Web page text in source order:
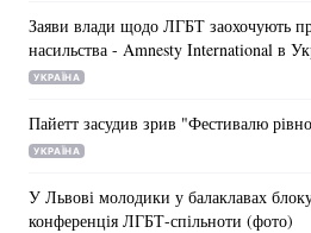
Заяви влади щодо ЛГБТ заохочують
насильства - Amnesty International в
УКРАЇНА
Пайетт засудив зрив "Фестивалю
УКРАЇНА
У Львові молодики у балаклавах
конференція ЛГБТ-спільноти (фото)